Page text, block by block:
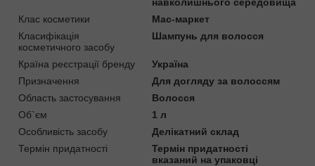
Клас косметики
Мас-маркет
Класифікація
косметичного засобу
Шампунь для волосся
Країна реєстрації бренду
Україна
Призначення
Для догляду за волоссям
Область застосування
Волосся
Об`єм
1 л
Особливість засобу
Делікатний склад
Термін придатності
Термін придатності
вказаний на упаковці